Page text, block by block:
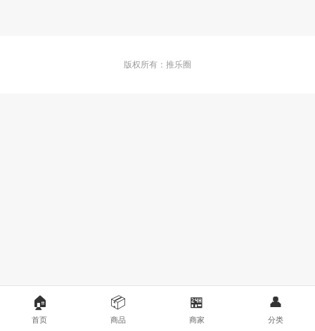
版权所有：推乐圈
🏠
首页
📦
商品
🏪
商家
👤
分类